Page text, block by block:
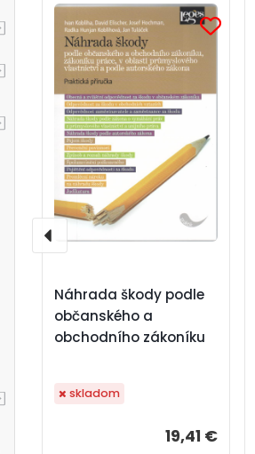
Náhrada škody podle
občanského a
obchodního zákoníku
19,41 €
skladom